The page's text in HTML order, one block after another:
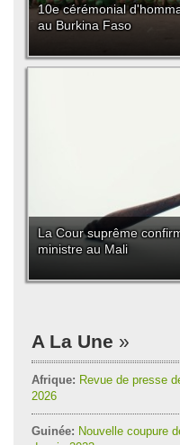
10e cérémonial
au Burkina Faso
La Cour suprême
ministre au Mali
A La Une
Afrique: Revue de presse
2026
Guinée: Nouvelle coupure